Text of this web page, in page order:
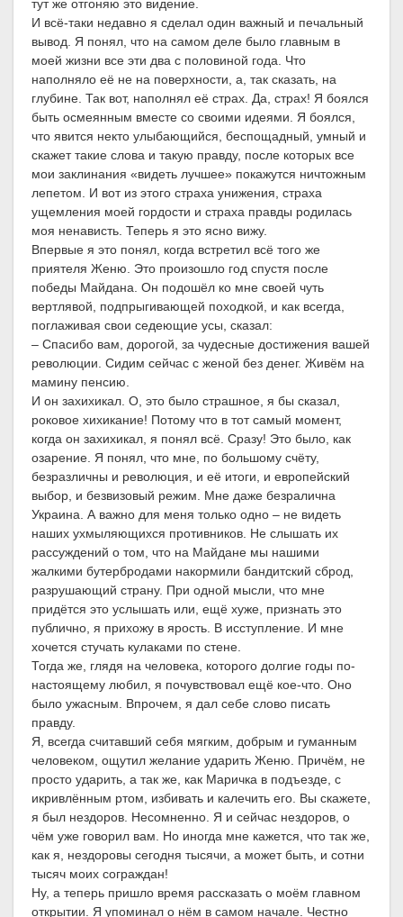
тут же отгоняю это видение.
И всё-таки недавно я сделал один важный и печальный
вывод. Я понял, что на самом деле было главным в
моей жизни все эти два с половиной года. Что
наполняло её не на поверхности, а, так сказать, на
глубине. Так вот, наполнял её страх. Да, страх! Я боялся
быть осмеянным вместе со своими идеями. Я боялся,
что явится некто улыбающийся, беспощадный, умный и
скажет такие слова и такую правду, после которых все
мои заклинания «видеть лучшее» покажутся ничтожным
лепетом. И вот из этого страха унижения, страха
ущемления моей гордости и страха правды родилась
моя ненависть. Теперь я это ясно вижу.
Впервые я это понял, когда встретил всё того же
приятеля Женю. Это произошло год спустя после
победы Майдана. Он подошёл ко мне своей чуть
вертлявой, подпрыгивающей походкой, и как всегда,
поглаживая свои седеющие усы, сказал:
– Спасибо вам, дорогой, за чудесные достижения вашей
революции. Сидим сейчас с женой без денег. Живём на
мамину пенсию.
И он захихикал. О, это было страшное, я бы сказал,
роковое хихикание! Потому что в тот самый момент,
когда он захихикал, я понял всё. Сразу! Это было, как
озарение. Я понял, что мне, по большому счёту,
безразличны и революция, и её итоги, и европейский
выбор, и безвизовый режим. Мне даже безралична
Украина. А важно для меня только одно – не видеть
наших ухмыляющихся противников. Не слышать их
рассуждений о том, что на Майдане мы нашими
жалкими бутербродами накормили бандитский сброд,
разрушающий страну. При одной мысли, что мне
придётся это услышать или, ещё хуже, признать это
публично, я прихожу в ярость. В исступление. И мне
хочется стучать кулаками по стене.
Тогда же, глядя на человека, которого долгие годы по-
настоящему любил, я почувствовал ещё кое-что. Оно
было ужасным. Впрочем, я дал себе слово писать
правду.
Я, всегда считавший себя мягким, добрым и гуманным
человеком, ощутил желание ударить Женю. Причём, не
просто ударить, а так же, как Маричка в подъезде, с
икривлённым ртом, избивать и калечить его. Вы скажете,
я был нездоров. Несомненно. Я и сейчас нездоров, о
чём уже говорил вам. Но иногда мне кажется, что так же,
как я, нездоровы сегодня тысячи, а может быть, и сотни
тысяч моих сограждан!
Ну, а теперь пришло время рассказать о моём главном
открытии. Я упоминал о нём в самом начале. Честно